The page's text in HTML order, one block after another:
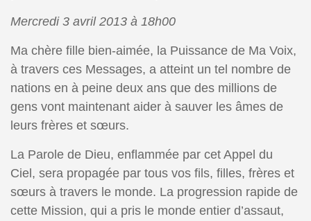
Mercredi 3 avril 2013 à 18h00
Ma chère fille bien-aimée, la Puissance de Ma Voix,
à travers ces Messages, a atteint un tel nombre de
nations en à peine deux ans que des millions de
gens vont maintenant aider à sauver les âmes de
leurs frères et sœurs.
La Parole de Dieu, enflammée par cet Appel du
Ciel, sera propagée par tous vos fils, filles, frères et
sœurs à travers le monde. La progression rapide de
cette Mission, qui a pris le monde entier d’assaut,